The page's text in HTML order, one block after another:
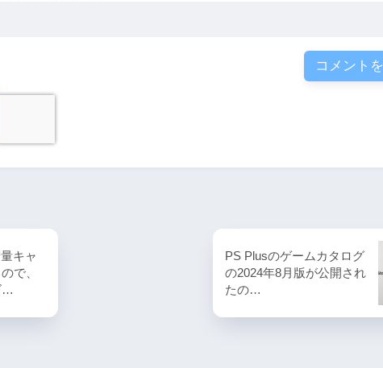
キャ
で、
…
PS Plusのゲームカタログ
の2024年8月版が公開され
たの…